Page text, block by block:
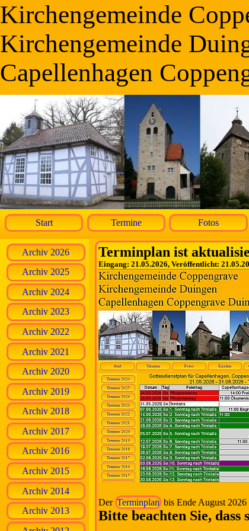
Kirchengemeinde
Kirchengemeinde
Capellenhagen
Start Termine Fotos
Archiv 2026
Archiv 2025
Archiv 2024
Archiv 2023
Archiv 2022
Archiv 2021
Archiv 2020
Archiv 2019
Archiv 2018
Archiv 2017
Archiv 2016
Archiv 2015
Archiv 2014
Archiv 2013
Terminplan ist
Eingang: 21.05.2026, Veröffentlicht:
DerTerminplan bis Ende August
Bitte beachten Sie, dass